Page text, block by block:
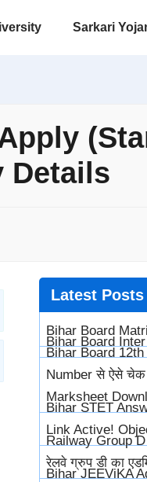
Sarkari
Details
Latest Posts
Bihar Board
Bihar Board
Bihar Board
Number से ऐसे
Marksheet
Bihar STET
Link Active!
Railway Group
रेलवे ग्रुप डी का
Bihar JEEViKA